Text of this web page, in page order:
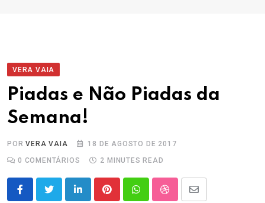
VERA VAIA
Piadas e Não Piadas da
Semana!
PORVERA VAIA
18 DE AGOSTO DE 2017
0 COMENTÁRIOS 2 MINUTES READ
LinkedInPinterestWhatsappStumbleUpon
Share